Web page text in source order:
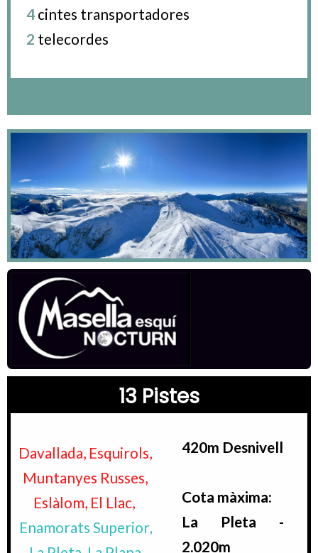
4cintes transportadores
2 telecordes
13 Pistes
Davallada, Esquirols,
Muntanyes Russes,
Eslàlom, El Llac,
Enamorats Superior,
420m Desnivell
Cota màxima:
La Pleta -
2.020m